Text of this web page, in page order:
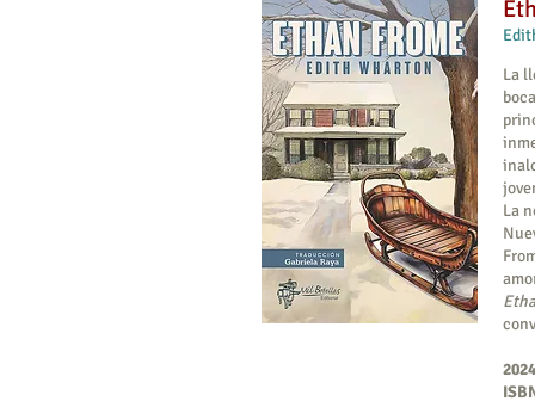
La
La